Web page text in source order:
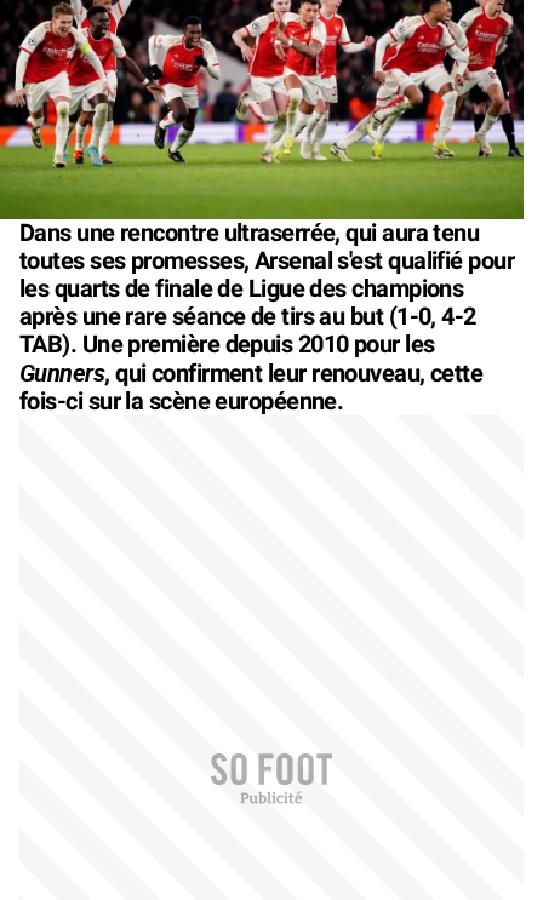
Dans une rencontre ultraserrée, qui aura tenu
toutes ses promesses, Arsenal s'est qualifié pour
les quarts de finale de Ligue des champions
après une rare séance de tirs au but (1-0, 4-2
TAB). Une première depuis 2010 pour les
Gunners, qui confirment leur renouveau, cette
fois-ci sur la scène européenne.